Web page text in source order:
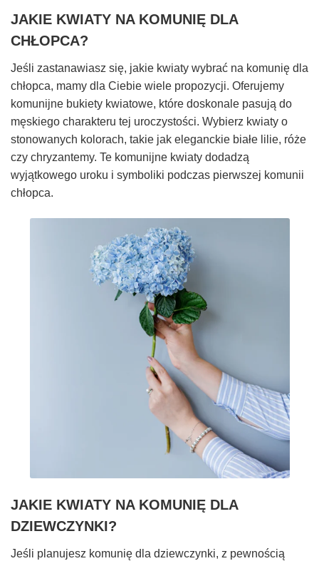
JAKIE KWIATY NA KOMUNIĘ DLA
CHŁOPCA?
Jeśli zastanawiasz się, jakie kwiaty wybrać na komunię dla
chłopca, mamy dla Ciebie wiele propozycji. Oferujemy
komunijne bukiety kwiatowe, które doskonale pasują do
męskiego charakteru tej uroczystości. Wybierz kwiaty o
stonowanych kolorach, takie jak eleganckie białe lilie, róże
czy chryzantemy. Te komunijne kwiaty dodadzą
wyjątkowego uroku i symboliki podczas pierwszej komunii
chłopca.
JAKIE KWIATY NA KOMUNIĘ DLA
DZIEWCZYNKI?
Jeśli planujesz komunię dla dziewczynki, z pewnością